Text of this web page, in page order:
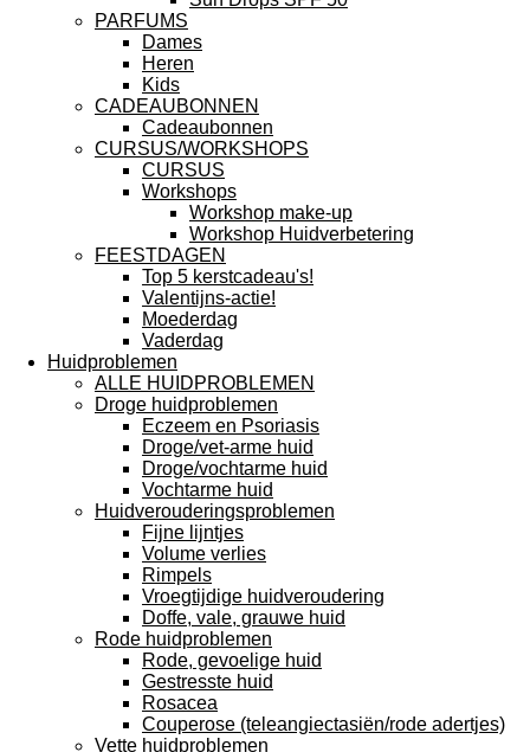
PARFUMS
Dames
Heren
Kids
CADEAUBONNEN
Cadeaubonnen
CURSUS/WORKSHOPS
CURSUS
Workshops
Workshop make-up
Workshop Huidverbetering
FEESTDAGEN
Top 5 kerstcadeau's!
Valentijns-actie!
Moederdag
Vaderdag
Huidproblemen
ALLE HUIDPROBLEMEN
Droge huidproblemen
Eczeem en Psoriasis
Droge/vet-arme huid
Droge/vochtarme huid
Vochtarme huid
Huidverouderingsproblemen
Fijne lijntjes
Volume verlies
Rimpels
Vroegtijdige huidveroudering
Doffe, vale, grauwe huid
Rode huidproblemen
Rode, gevoelige huid
Gestresste huid
Rosacea
Couperose (teleangiectasiën/rode adertjes)
Vette huidproblemen